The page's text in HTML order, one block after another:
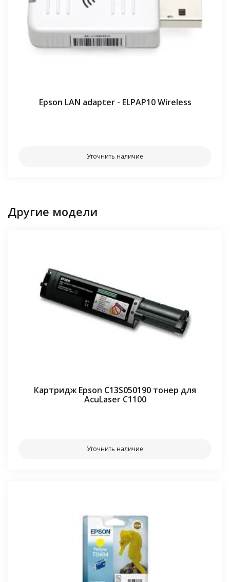
Epson LAN adapter - ELPAP10 Wireless
Уточнить наличие
Другие модели
Картридж Epson C13S050190 тонер для
AcuLaser C1100
Уточнить наличие